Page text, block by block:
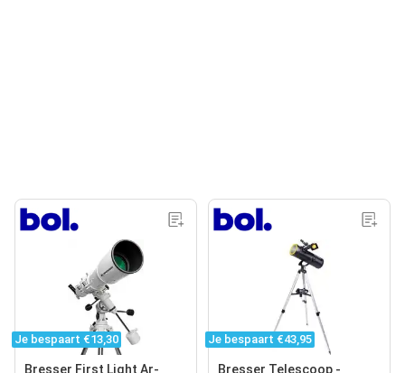
Je bespaart €13,30
Bresser First Light Ar-
Je bespaart €43,95
Bresser Telescoop -